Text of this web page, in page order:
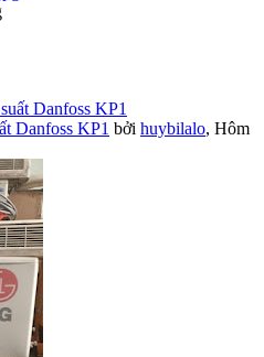
Danfoss KP1 bởi huybilalo, Hôm